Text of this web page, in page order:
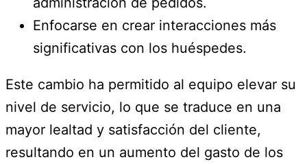
Enfocarse en crear interacciones más
significativas con los huéspedes.
Este cambio ha permitido al equipo elevar su
nivel de servicio, lo que se traduce en una
mayor lealtad y satisfacción del cliente,
resultando en un aumento del gasto de los